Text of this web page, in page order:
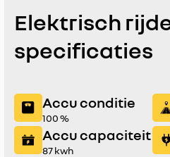
Elektrisch
specificaties
Accu conditie
100 %
Accu capaciteit
87 kwh